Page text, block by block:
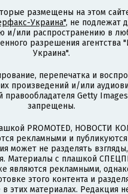
размещены на этом
Украина", не подлежат
и/или распространению в
разрешения агентства
Украина".
перепечатка и
произведений и/или
правообладателя Getty
запрещены.
PROMOTED, НОВОСТИ
рекламными и публикуются
может не разделять
Материалы с плашкой
являются рекламными,
этого контента и
этих материалах. Редакция